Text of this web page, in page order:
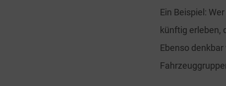
Ein Beispiel:
künftig erleben,
Ebenso